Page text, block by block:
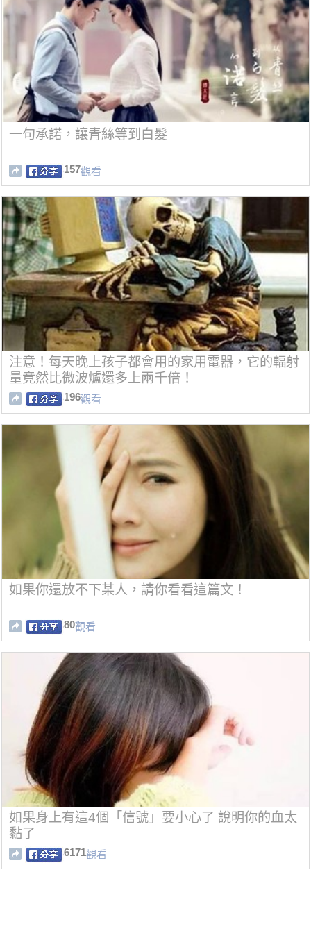
一句承諾，讓青絲等到白髮
157觀看
注意！每天晚上孩子都會用的家用電器，它的輻射
量竟然比微波爐還多上兩千倍！
196觀看
如果你還放不下某人，請你看看這篇文！
80觀看
如果身上有這4個「信號」要小心了 說明你的血太
黏了
6171觀看